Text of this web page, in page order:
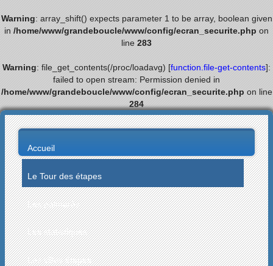
Warning: array_shift() expects parameter 1 to be array, boolean given
in /home/www/grandeboucle/www/config/ecran_securite.php on
line 283
Warning: file_get_contents(/proc/loadavg) [function.file-get-contents]:
failed to open stream: Permission denied in
/home/www/grandeboucle/www/config/ecran_securite.php on line
284
Accueil
Le Tour des étapes
Les palmarès
Les statistiques
Les villes étapes